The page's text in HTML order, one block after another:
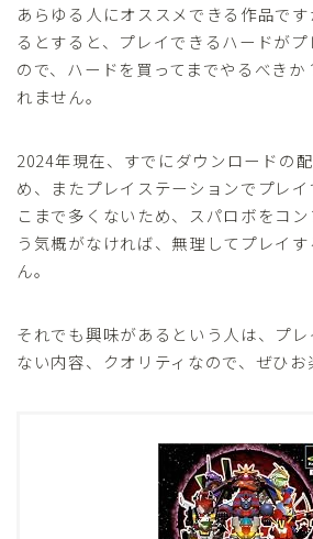
あらゆる人にオススメできる作品で
るとすると、プレイできるハードが
ので、ハードを買ってまでやるべき
れません。
2024年現在、すでにダウンロードの
め、またプレイステーションでプレ
こまで多くないため、スパロボをコ
う気概がなければ、無理してプレイ
ん。
それでも興味があるという人は、プ
ない内容、クオリティなので、ぜひお